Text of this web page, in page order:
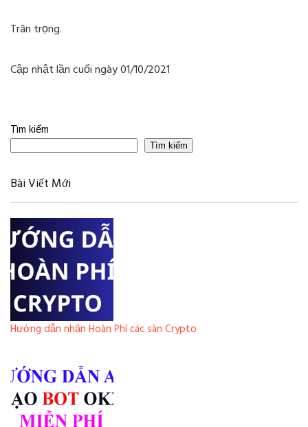
Trân trọng.
Cập nhật lần cuối ngày 01/10/2021
Tìm kiếm
Tìm kiếm
Bài Viết Mới
Hướng dẫn nhận Hoàn Phí các sàn Crypto